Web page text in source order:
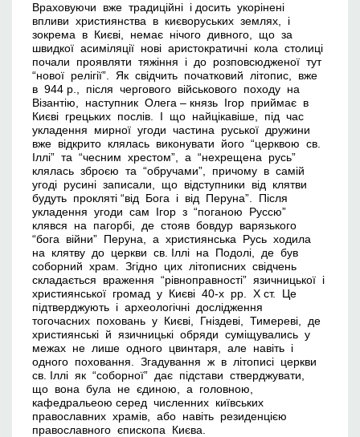
Враховуючи вже традиційні і досить укорінені
впливи християнства в києворуських землях, і
зокрема в Києві, немає нічого дивного, що за
швидкої асиміляції нові аристократичні кола столиці
почали проявляти тяжіння і до розповсюдженої тут
“нової релігії”. Як свідчить початковий літопис, вже
в 944 р., після чергового військового походу на
Візантію, наступник Олега – князь Ігор приймає в
Києві грецьких послів. І що найцікавіше, під час
укладення мирної угоди частина руської дружини
вже відкрито клялась виконувати його “церквою св.
Іллі” та “чесним хрестом”, а “нехрещена русь”
клялась зброєю та “обручами”, причому в самій
угоді русині записали, що відступники від клятви
будуть прокляті “від Бога і від Перуна”. Після
укладення угоди сам Ігор з “поганою Руссю”
клявся на пагорбі, де стояв бовдур варязького
“бога війни” Перуна, а християнська Русь ходила
на клятву до церкви св. Іллі на Подолі, де був
соборний храм. Згідно цих літописних свідчень
складається враження “рівноправності” язичницької і
християнської громад у Києві 40-х рр. Х ст. Це
підтверджують і археологічні дослідження
тогочасних поховань у Києві, Гніздеві, Тимереві, де
християнські й язичницькі обряди суміщувались у
межах не лише одного цвинтаря, але навіть і
одного поховання. Згадування ж в літописі церкви
св. Іллі як “соборної” дає підстави стверджувати,
що вона була не єдиною, а головною,
кафедральеою серед численних київських
православних храмів, або навіть резиденцією
православного єпископа Києва.